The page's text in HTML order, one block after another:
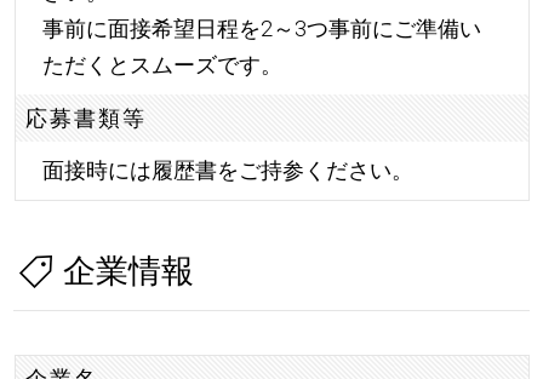
事前に面接希望日程を2～3つ事前にご準備い
ただくとスムーズです。
応募書類等
面接時には履歴書をご持参ください。
企業情報